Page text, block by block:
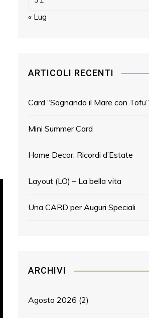
« Lug
ARTICOLI RECENTI
Card “Sognando il Mare con Tofu”
Mini Summer Card
Home Decor: Ricordi d’Estate
Layout (LO) – La bella vita
Una CARD per Auguri Speciali
ARCHIVI
Agosto 2026 (2)